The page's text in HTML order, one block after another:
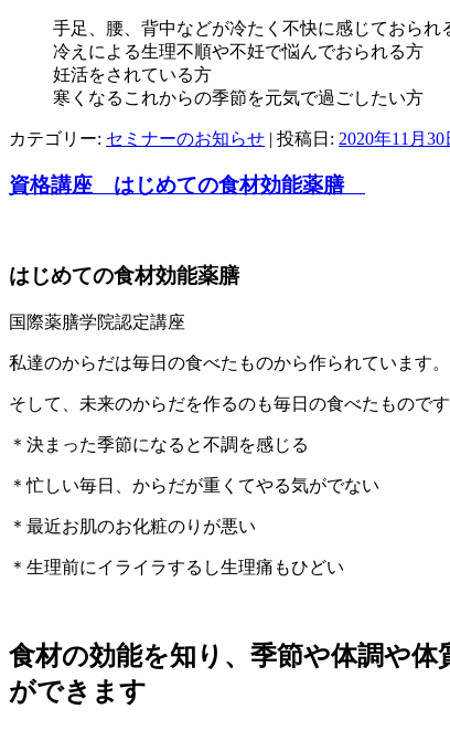
手足、腰、背中などが冷たく不快に感じておられ
冷えによる生理不順や不妊で悩んでおられる方
妊活をされている方
寒くなるこれからの季節を元気で過ごしたい方
カテゴリー: セミナーのお知らせ | 投稿日: 2020年11月30
資格講座 はじめての食材効能薬膳
はじめての食材効能薬膳
国際薬膳学院認定講座
私達のからだは毎日の食べたものから作られています。
そして、未来のからだを作るのも毎日の食べたものです
＊決まった季節になると不調を感じる
＊忙しい毎日、からだが重くてやる気がでない
＊最近お肌のお化粧のりが悪い
＊生理前にイライラするし生理痛もひどい
食材の効能を知り、季節や体調や
ができます